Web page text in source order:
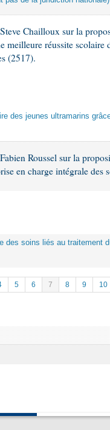
Chailloux sur la
meilleure réussite scolaire
(2517).
des jeunes ultramarins
Roussel sur la
en charge intégrale des
des soins liés au traitement
5 6 7 8 9 10